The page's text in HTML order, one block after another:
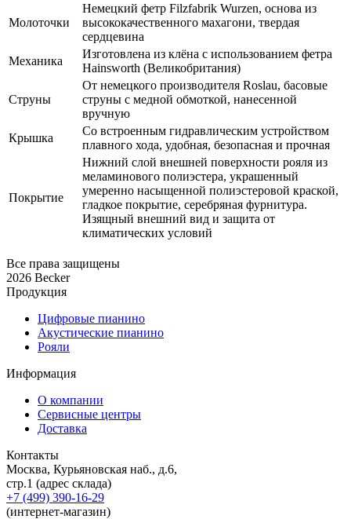
Молоточки
Немецкий фетр Filzfabrik Wurzen, основа из
высококачественного махагони, твердая
сердцевина
Механика
Изготовлена из клёна с использованием фетра
Hainsworth (Великобритания)
Струны
От немецкого производителя Roslau, басовые
струны с медной обмоткой, нанесенной
вручную
Крышка
Со встроенным гидравлическим устройством
плавного хода, удобная, безопасная и прочная
Покрытие
Нижний слой внешней поверхности рояля из
меламинового полиэстера, украшенный
умеренно насыщенной полиэстеровой краской,
гладкое покрытие, серебряная фурнитура.
Изящный внешний вид и защита от
климатических условий
Все права защищены
2026 Becker
Продукция
Цифровые пианино
Акустические пианино
Рояли
Информация
О компании
Сервисные центры
Доставка
Контакты
Москва, Курьяновская наб., д.6,
стр.1 (адрес склада)
+7 (499) 390-16-29
(интернет-магазин)